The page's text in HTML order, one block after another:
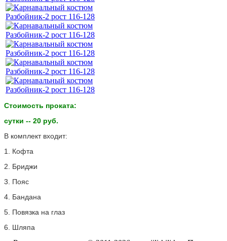
Стоимость проката:
сутки -- 20 руб.
В комплект входит:
1. Кофта
2. Бриджи
3. Пояс
4. Бандана
5. Повязка на глаз
6. Шляпа